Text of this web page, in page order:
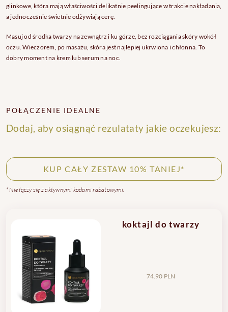
glinkowe, która mają właściwości delikatnie peelingujące w trakcie nakładania,
a jednocześnie świetnie odżywiają cerę.
Masuj od środka twarzy na zewnątrz i ku górze, bez rozciągania skóry wokół
oczu. Wieczorem, po masażu, skóra jest najlepiej ukrwiona i chłonna. To
dobry moment na krem lub serum na noc.
POŁĄCZENIE IDEALNE
Dodaj, aby osiągnąć rezulataty jakie oczekujesz:
KUP CAŁY ZESTAW 10% TANIEJ*
* Nie łączy się z aktywnymi kodami rabatowymi.
koktajl do twarzy
74.90 PLN